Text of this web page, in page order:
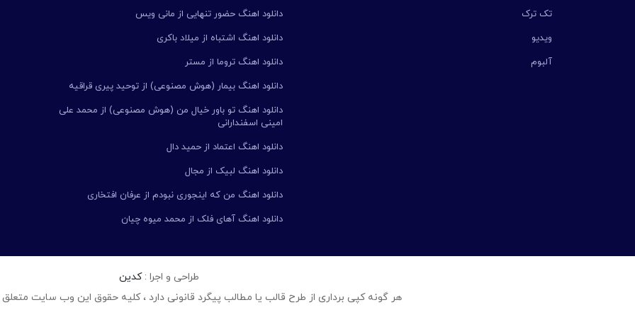
تک ترک
ویدیو
آلبوم
دانلود اهنگ حضور تنهایی از مانی ویس
دانلود اهنگ اشتباه از میلاد باکری
دانلود اهنگ تروما از مستر
دانلود اهنگ بیمار (هوش مصنوعی) از توحید پیری قراقیه
دانلود اهنگ تو باور خیال من (هوش مصنوعی) از محمد علی
امینی اسفندارانی
دانلود اهنگ اعتماد از حمید دال
دانلود اهنگ لبیک از مجال
دانلود اهنگ من که اینجوری نبودم از عرفان افتخاری
دانلود اهنگ آهای فلک از محمد میوه چیان
طراحی و اجرا :کدین
هر گونه کپی برداری از طرح قالب یا مطالب پیگرد قانونی دارد ، کلیه حقوق این وب سایت